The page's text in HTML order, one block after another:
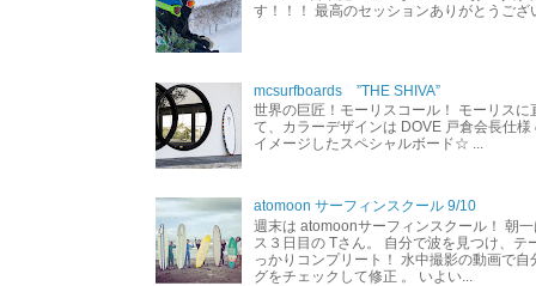
す！！！ 最高のセッションありがとうご
mcsurfboards ”THE SHIVA”
世界の巨匠！モーリスコール！ モーリスに
て、カラーデザインは DOVE 戸倉会長仕様
イメージしたスペシャルボード☆ ...
atomoon サーフィンスクール 9/10
週末は atomoonサーフィンスクール！ 朝
ス３日目の Tさん。 自分で波を見つけ、テ
っかりコンプリート！ 水中撮影の動画で自
グをチェックして修正 。 いよい...